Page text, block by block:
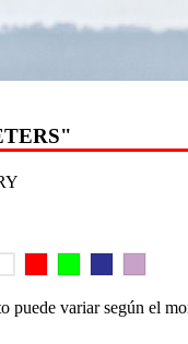
puede variar según el